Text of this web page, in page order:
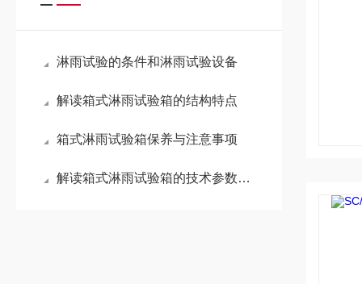
淋雨试验的条件和淋雨试验设备
解读箱式淋雨试验箱的结构特点
箱式淋雨试验箱保养与注意事项
解读箱式淋雨试验箱的技术参数与工作原理